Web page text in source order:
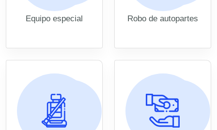
Equipo especial Robo de autopartes